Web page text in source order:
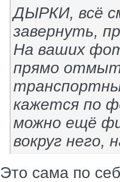
ДЫРКИ, всё
завернуть,
На ваших
прямо отмыт
кажется по
можно ещё
вокруг него,
Это сама по